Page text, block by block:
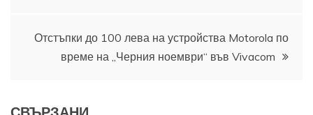
Отстъпки до 100 лева на устройства Motorola по
време на „Черния ноември“ във Vivacom